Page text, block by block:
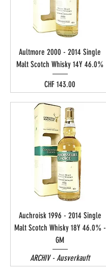
Aultmore 2000 - 2014 Single
Malt Scotch Whisky 14Y 46.0%
Preis
CHF 143.00
Auchroisk 1996 - 2014 Single
Malt Scotch Whisky 18Y 46.0% -
GM
ARCHIV - Ausverkauft